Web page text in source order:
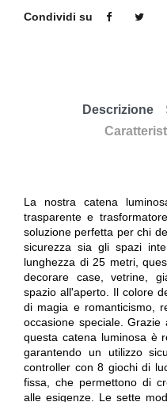
Condividi su
Descrizione
La nostra catena
trasparente e
soluzione perfetta per chi
sicurezza sia gli spazi
lunghezza di 25 metri,
decorare case, vetrine,
spazio all'aperto. Il colore
di magia e romanticismo,
occasione speciale. Grazie
questa catena luminosa è
garantendo un utilizzo
controller con 8 giochi di
fissa, che permettono di
alle esigenze. Le sette